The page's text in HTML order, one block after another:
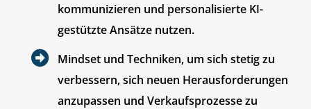
kommunizieren und personalisierte KI-
gestützte Ansätze nutzen.
Mindset und Techniken, um sich stetig zu
verbessern, sich neuen Herausforderungen
anzupassen und Verkaufsprozesse zu